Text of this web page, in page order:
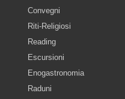
Convegni
Riti-Religiosi
Reading
Escursioni
Enogastronomia
Raduni